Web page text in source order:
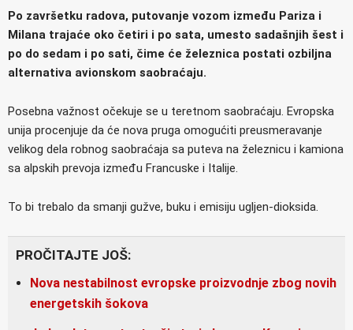
Po završetku radova, putovanje vozom između Pariza i
Milana trajaće oko četiri i po sata, umesto sadašnjih šest i
po do sedam i po sati, čime će železnica postati ozbiljna
alternativa avionskom saobraćaju.
Posebna važnost očekuje se u teretnom saobraćaju. Evropska
unija procenjuje da će nova pruga omogućiti preusmeravanje
velikog dela robnog saobraćaja sa puteva na železnicu i kamiona
sa alpskih prevoja između Francuske i Italije.
To bi trebalo da smanji gužve, buku i emisiju ugljen-dioksida.
PROČITAJTE JOŠ:
Nova nestabilnost evropske proizvodnje zbog novih
energetskih šokova